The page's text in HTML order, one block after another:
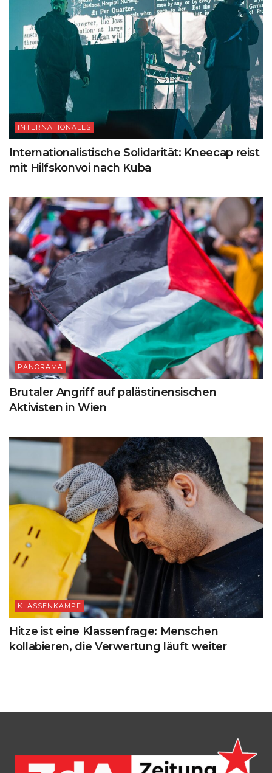
INTERNATIONALES
Internationalistische Solidarität: Kneecap reist
mit Hilfskonvoi nach Kuba
PANORAMA
Brutaler Angriff auf palästinensischen
Aktivisten in Wien
KLASSENKAMPF
Hitze ist eine Klassenfrage: Menschen
kollabieren, die Verwertung läuft weiter